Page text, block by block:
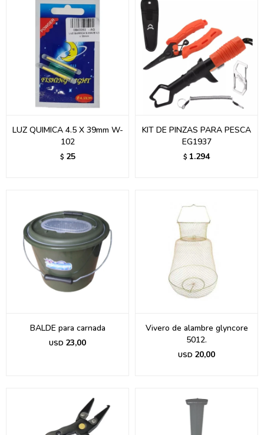
LUZ QUIMICA 4.5 X 39mm W-
102
$ 25
KIT DE PINZAS PARA PESCA
EG1937
$ 1.294
BALDE para carnada
USD 23,00
Vivero de alambre glyncore
5012.
USD 20,00